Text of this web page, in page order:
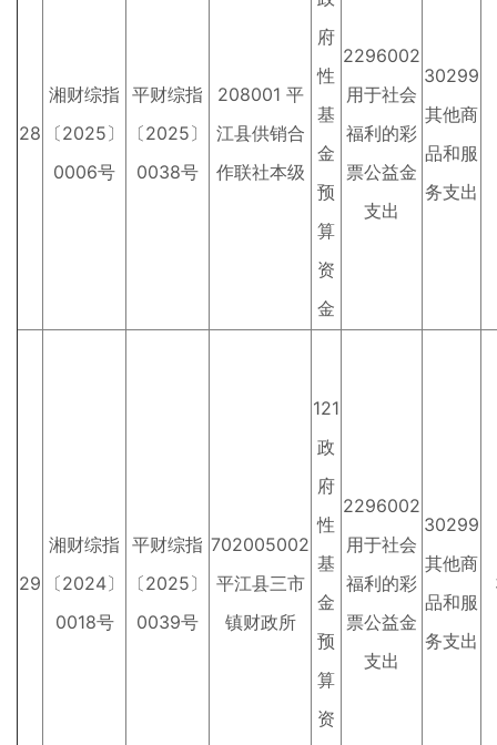
28
湘财综指
〔2025〕
0006号
平财综指
〔2025〕
0038号
208001 平
江县供销合
作联社本级
府
性
基
金
预
算
资
金
2296002
用于社会
福利的彩
票公益金
支出
30299
其他商
品和服
务支出
29
湘财综指
〔2024〕
0018号
平财综指
〔2025〕
0039号
702005002
平江县三市
镇财政所
121
政
府
性
基
金
预
算
资
2296002
用于社会
福利的彩
票公益金
支出
30299
其他商
品和服
务支出